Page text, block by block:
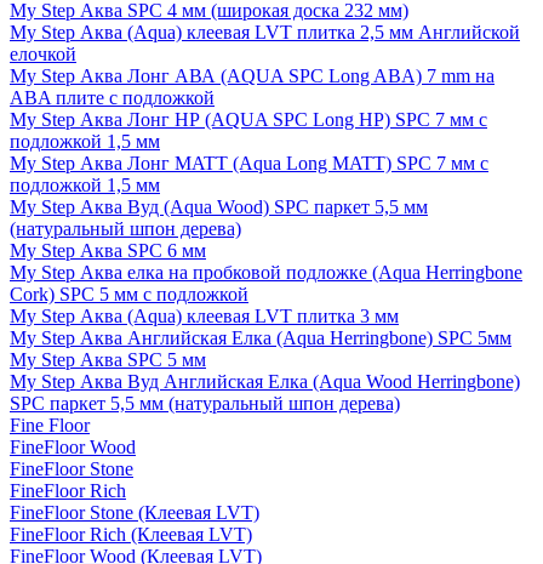
My Step Аква SPC 4 мм (широкая доска 232 мм)
My Step Аква (Aqua) клеевая LVT плитка 2,5 мм Английской
елочкой
My Step Аква Лонг АВА (AQUA SPC Long ABA) 7 mm на
ABA плите с подложкой
My Step Аква Лонг НР (AQUA SPC Long HP) SPC 7 мм с
подложкой 1,5 мм
My Step Аква Лонг MATT (Aqua Long MATT) SPC 7 мм с
подложкой 1,5 мм
My Step Аква Вуд (Aqua Wood) SPC паркет 5,5 мм
(натуральный шпон дерева)
My Step Аква SPC 6 мм
My Step Аква елка на пробковой подложке (Aqua Herringbone
Cork) SPC 5 мм с подложкой
My Step Аква (Aqua) клеевая LVT плитка 3 мм
My Step Аква Английская Елка (Aqua Herringbone) SPC 5мм
My Step Аква SPC 5 мм
My Step Аква Вуд Английская Елка (Aqua Wood Herringbone)
SPC паркет 5,5 мм (натуральный шпон дерева)
Fine Floor
FineFloor Wood
FineFloor Stone
FineFloor Rich
FineFloor Stone (Клеевая LVT)
FineFloor Rich (Клеевая LVT)
FineFloor Wood (Клеевая LVT)